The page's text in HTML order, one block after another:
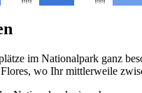
im Nationalpark ganz
wo Ihr mittlerweile